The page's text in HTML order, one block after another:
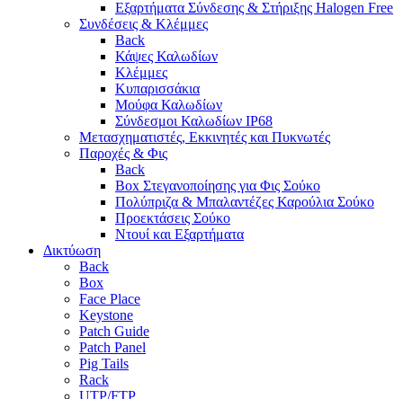
Εξαρτήματα Σύνδεσης & Στήριξης Halogen Free
Συνδέσεις & Κλέμμες
Back
Κάψες Καλωδίων
Κλέμμες
Κυπαρισσάκια
Μούφα Καλωδίων
Σύνδεσμοι Καλωδίων IP68
Μετασχηματιστές, Εκκινητές και Πυκνωτές
Παροχές & Φις
Back
Box Στεγανοποίησης για Φις Σούκο
Πολύπριζα & Μπαλαντέζες Καρούλια Σούκο
Προεκτάσεις Σούκο
Ντουί και Εξαρτήματα
Δικτύωση
Back
Box
Face Place
Keystone
Patch Guide
Patch Panel
Pig Tails
Rack
UTP/FTP